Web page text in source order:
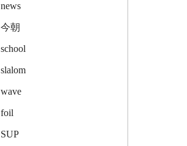
news
今朝
school
slalom
wave
foil
SUP